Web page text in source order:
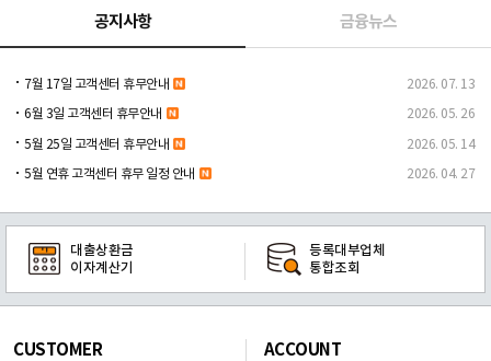
공지사항 금융뉴스
7월 17일 고객센터 휴무안내 2026. 07. 13
6월 3일 고객센터 휴무안내 2026. 05. 26
5월 25일 고객센터 휴무안내 2026. 05. 14
5월 연휴 고객센터 휴무 일정 안내 2026. 04. 27
대출상환금
이자계산기
등록대부업체
통합조회
CUSTOMER ACCOUNT